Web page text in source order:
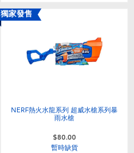
獨家發售
NERF熱火水龍系列 超威水槍系列暴
雨水槍
$80.00
暫時缺貨